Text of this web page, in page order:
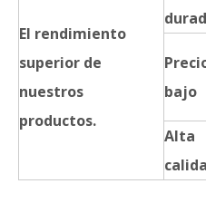
El rendimiento
superior de
nuestros
productos.
bajo
Alta